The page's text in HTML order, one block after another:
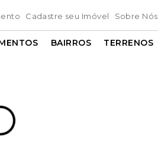
Cadastre seu Imóvel Sobre Nós
BAIRROS TERRENOS